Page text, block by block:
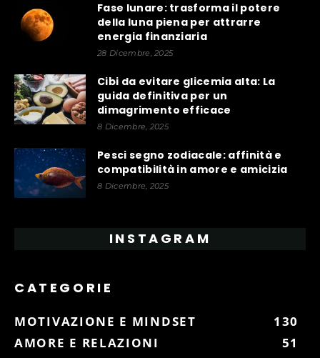
Fase lunare: trasforma il potere
della luna piena per attrarre
energia finanziaria
28 Dicembre, 2025
Cibi da evitare glicemia alta: La
guida definitiva per un
dimagrimento efficace
8 Dicembre, 2025
Pesci segno zodiacale: affinità e
compatibilità in amore e amicizia
8 Dicembre, 2025
INSTAGRAM
CATEGORIE
MOTIVAZIONE E MINDSET
130
AMORE E RELAZIONI
51